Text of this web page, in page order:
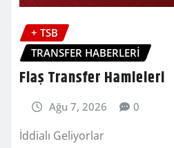
+ TSB
TRANSFER HABERLERİ
Flaş Transfer Hamleleri
Ağu 7, 2026 0
İddialı Geliyorlar